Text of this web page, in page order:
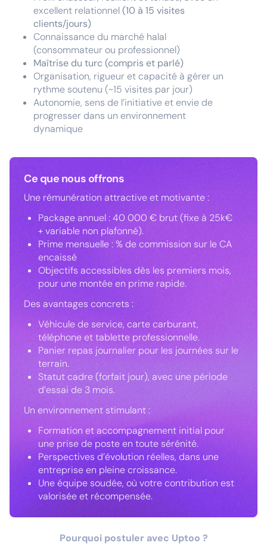
excellent relationnel(10 à 15 visites
clients/jours)
Connaissance du marché halal
(consommateur ou professionnel)
Maîtrise du turc (compris et parlé)
Organisation, rigueur et capacité à gérer un
rythme soutenu (~15 visites par jour)
Autonomie, sens de l’initiative et envie de
progresser dans un environnement
dynamique
Ce que nous offrons
Une rémunération attractive et motivante :
Package annuel : 40 000 € brut (fixe à 25k€
+ variable non plafonné).
Prime mensuelle : % de commission sur le CA
encaissé
Objectifs accessibles dès les premiers mois,
pour une montée en prime rapide.
Des avantages concrets :
Véhicule de service, carte carburant,
téléphone et tablette professionnelle.
Panier repas journalier pour les journées sur le
terrain.
Statut cadre (forfait jour), avec une période
d’essai de 3 mois.
Un environnement stimulant :
Formation et accompagnement initial pour
une prise de poste en toute sérénité.
Perspectives d’évolution réelles, dans une
entreprise en pleine croissance.
Une équipe soudée, où votre contribution est
valorisée et récompensée.
Pourquoi postuler avec Uptoo ?